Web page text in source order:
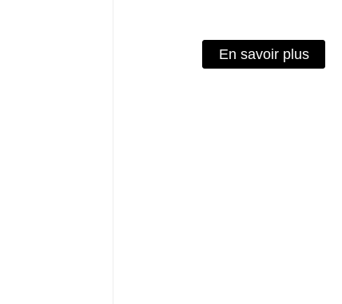
En savoir plus